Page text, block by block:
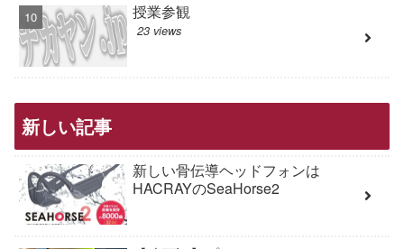
授業参観
23 views
新しい記事
新しい骨伝導ヘッドフォンは
HACRAYのSeaHorse2